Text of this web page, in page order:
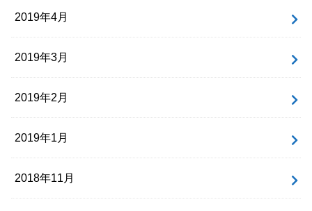
2019年4月
2019年3月
2019年2月
2019年1月
2018年11月